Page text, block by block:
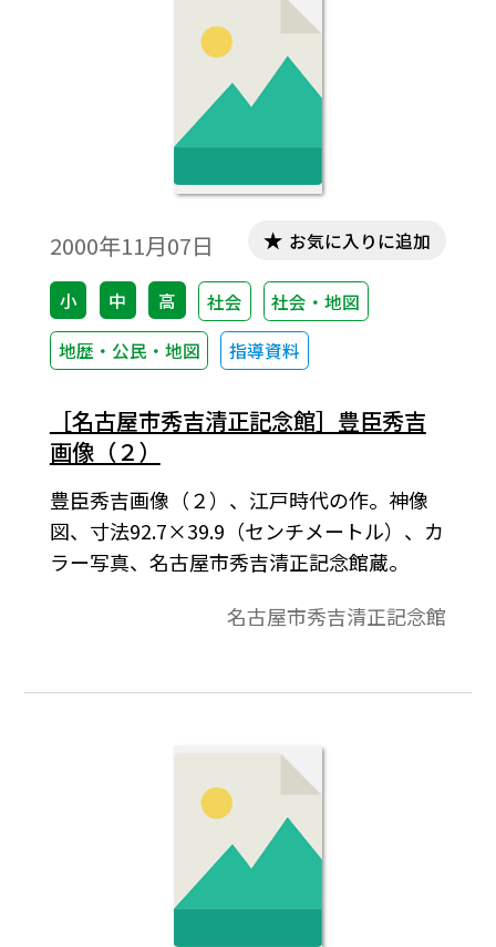
2000年11月07日
小 中 高 社会
社会・地図
地歴・公民・地図
指導資料
お気に入りに追加
［名古屋市秀吉清正記念館］豊臣秀吉
画像（２）
豊臣秀吉画像（２）、江戸時代の作。神像
図、寸法92.7×39.9（センチメートル）、カ
ラー写真、名古屋市秀吉清正記念館蔵。
名古屋市秀吉清正記念館